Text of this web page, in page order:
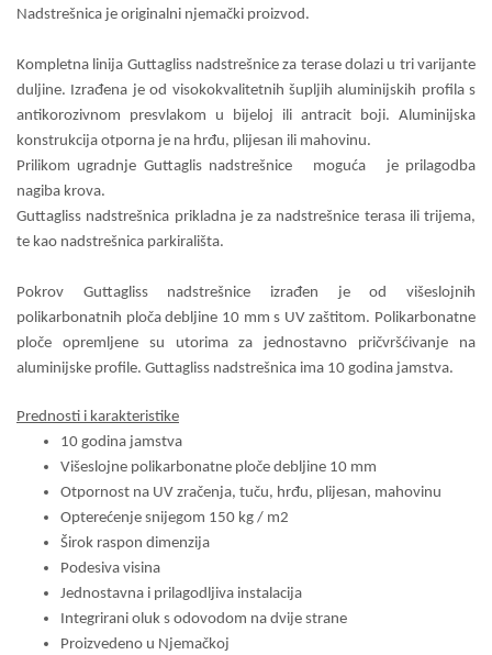
Nadstrešnica je originalni njemački proizvod.
Kompletna linija Guttagliss nadstrešnice za terase dolazi u tri varijante
duljine. Izrađena je od visokokvalitetnih šupljih aluminijskih profila s
antikorozivnom presvlakom u bijeloj ili antracit boji. Aluminijska
konstrukcija otporna je na hrđu, plijesan ili mahovinu.
Prilikom ugradnje Guttaglis nadstrešnice moguća je prilagodba
nagiba krova.
Guttagliss nadstrešnica prikladna je za nadstrešnice terasa ili trijema,
te kao nadstrešnica parkirališta.
Pokrov Guttagliss nadstrešnice izrađen je od višeslojnih
polikarbonatnih ploča debljine 10 mm s UV zaštitom. Polikarbonatne
ploče opremljene su utorima za jednostavno pričvršćivanje na
aluminijske profile. Guttagliss nadstrešnica ima 10 godina jamstva.
Prednosti i karakteristike
10 godina jamstva
Višeslojne polikarbonatne ploče debljine 10 mm
Otpornost na UV zračenja, tuču, hrđu, plijesan, mahovinu
Opterećenje snijegom 150 kg / m2
Širok raspon dimenzija
Podesiva visina
Jednostavna i prilagodljiva instalacija
Integrirani oluk s odovodom na dvije strane
Proizvedeno u Njemačkoj